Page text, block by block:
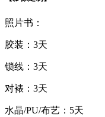
照片书：
胶装：3天
锁线：3天
对裱：3天
水晶/PU/布艺：5天